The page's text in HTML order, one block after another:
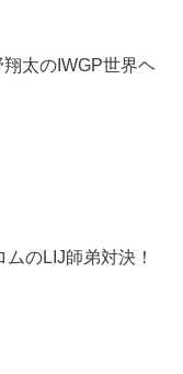
太のIWGP世界ヘ
のLIJ師弟対決！